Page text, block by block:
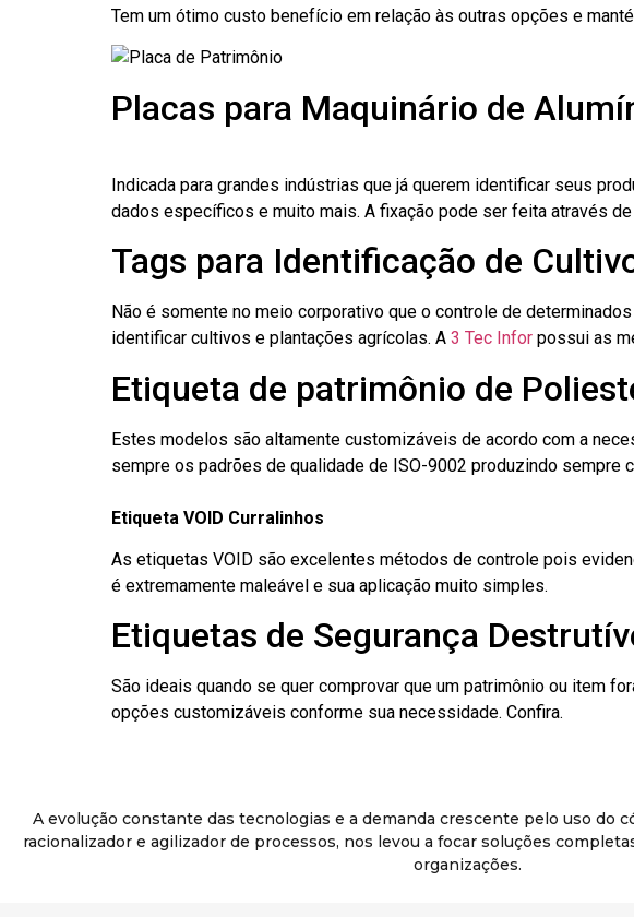
Tem um ótimo custo benefício em relação às outras opções e
Placas para Maquinário de
Indicada para grandes indústrias que já querem identificar seus
dados específicos e muito mais. A fixação pode ser feita através
Tags para Identificação de
Não é somente no meio corporativo que o controle de
identificar cultivos e plantações agrícolas. A 3 Tec Infor possui as
Etiqueta de patrimônio de
Estes modelos são altamente customizáveis de acordo com a
sempre os padrões de qualidade de ISO-9002 produzindo sempre
Etiqueta VOID Curralinhos
As etiquetas VOID são excelentes métodos de controle pois
é extremamente maleável e sua aplicação muito simples.
Etiquetas de Segurança
São ideais quando se quer comprovar que um patrimônio ou item
opções customizáveis conforme sua necessidade. Confira.
A evolução constante das tecnologias e a demanda crescente pelo uso do
racionalizador e agilizador de processos, nos levou a focar soluções
organizações.